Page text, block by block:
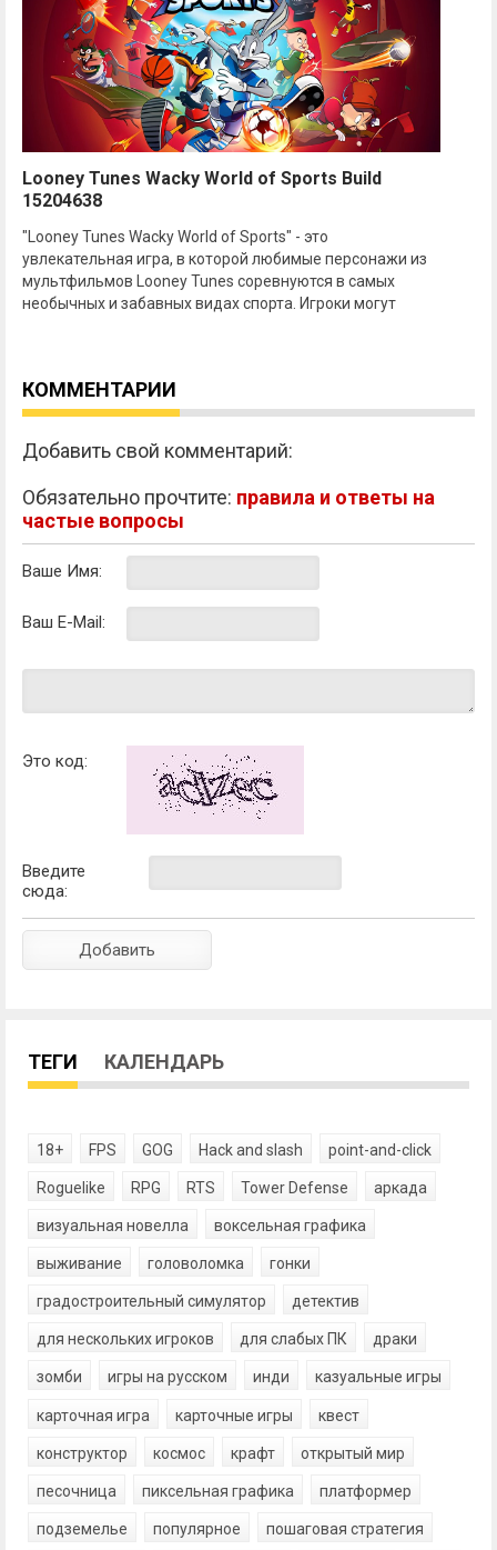
Looney Tunes Wacky World of Sports Build
15204638
"Looney Tunes Wacky World of Sports" - это
увлекательная игра, в которой любимые персонажи из
мультфильмов Looney Tunes соревнуются в самых
необычных и забавных видах спорта. Игроки могут
КОММЕНТАРИИ
Добавить свой комментарий:
Обязательно прочтите: правила и ответы на
частые вопросы
Ваше Имя:
Ваш E-Mail:
Это код:
Введите
сюда:
ТЕГИ КАЛЕНДАРЬ
18+ FPS GOG Hack and slash point-and-click
Roguelike RPG RTS Tower Defense аркада
визуальная новелла воксельная графика
выживание головоломка гонки
градостроительный симулятор детектив
для нескольких игроков для слабых ПК драки
зомби игры на русском инди казуальные игры
карточная игра карточные игры квест
конструктор космос крафт открытый мир
песочница пиксельная графика платформер
подземелье популярное пошаговая стратегия